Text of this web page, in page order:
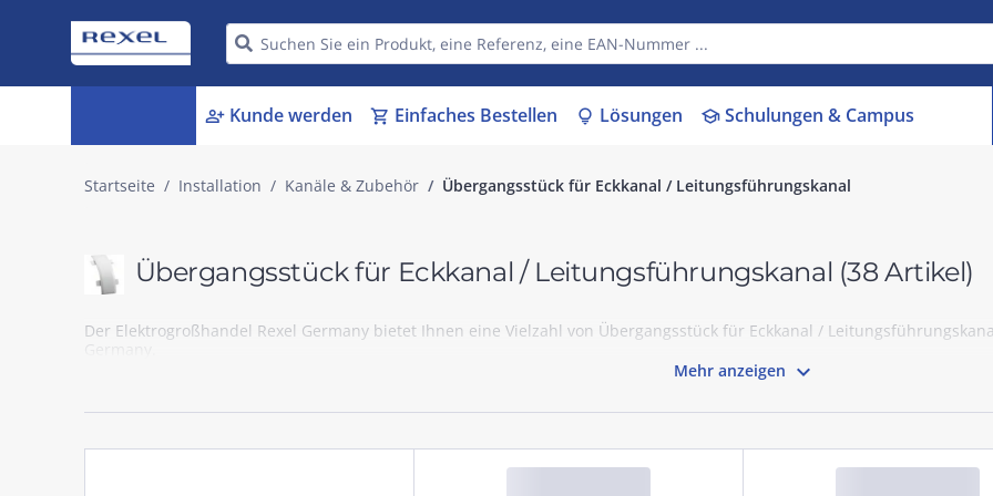
person_add Kunde werden shopping_cart Einfaches Bestellen lightbulb Lösungen schoolSchulungen & Campus
Startseite Installation Kanäle & Zubehör Übergangsstück für Eckkanal / Leitungsführungskanal
Übergangsstück für Eckkanal / Leitungsführungskanal (38 Artikel)
Der Elektrogroßhandel Rexel Germany bietet Ihnen eine Vielzahl von Übergangsstück für Eckkanal /
Germany.
Mehr anzeigen 